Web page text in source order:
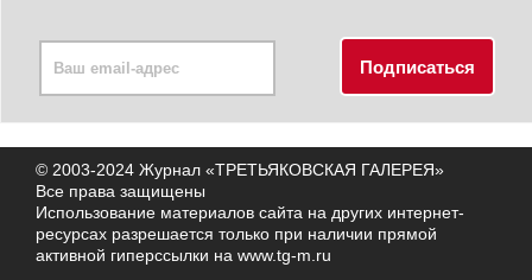
© 2003-2024 Журнал «ТРЕТЬЯКОВСКАЯ ГАЛЕРЕЯ»
Все права защищены
Использование материалов сайта на других интернет-
ресурсах разрешается только при наличии прямой
активной гиперссылки на www.tg-m.ru